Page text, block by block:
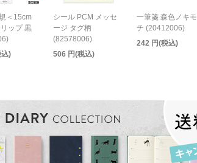
＜15cm
ップ 黒
)
シール PCM メッセ
ージ タグ柄
(82578006)
506 円(税込)
一筆箋 森色ノキモ
チ (20412006)
242 円(税込)